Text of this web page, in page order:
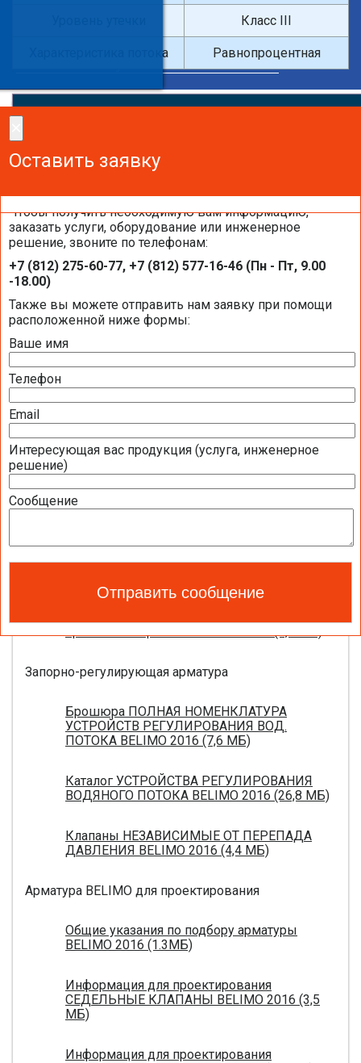
Класс III
Характеристика потока Равнопроцентная
Оставить заявку
Оставить заявку
Чтобы получить необходимую вам информацию,
заказать услуги, оборудование или инженерное
решение, звоните по телефонам:
+7 (812) 275-60-77, +7 (812) 577-16-46 (Пн - Пт, 9.00
-18.00)
Также вы можете отправить нам заявку при помощи
расположенной ниже формы:
Ваше имя
Телефон
Email
Интересующая вас продукция (услуга, инженерное
решение)
Сообщение
Оставить заявку
Каталоги и брошюры BELIMO
Общая информация BELIMO
Презентация компании BELIMO 2016 (2,51
МБ)
Полная номенклатура продукции BELIMO
Приводы для воздушных клапанов
Полный обзор электроприводов для систем
вентиляции 2016 (17,5 МБ)
Каталог ЭЛЕКТРОПРИВОДЫ ДЛЯ
ВОЗДУШНЫХ ЗАСЛОНОК BELIMO 2016 (18,2
противопожарных клапанов 2015 (0,8 МБ)
Запорно-регулирующая арматура
Брошюра ПОЛНАЯ НОМЕНКЛАТУРА
УСТРОЙСТВ РЕГУЛИРОВАНИЯ ВОД.
ПОТОКА BELIMO 2016 (7,6 МБ)
Каталог УСТРОЙСТВА РЕГУЛИРОВАНИЯ
ВОДЯНОГО ПОТОКА BELIMO 2016 (26,8 МБ)
Клапаны НЕЗАВИСИМЫЕ ОТ ПЕРЕПАДА
ДАВЛЕНИЯ BELIMO 2016 (4,4 МБ)
Арматура BELIMO для проектирования
Общие указания по подбору арматуры
BELIMO 2016 (1.3МБ)
Информация для проектирования
СЕДЕЛЬНЫЕ КЛАПАНЫ BELIMO 2016 (3,5
МБ)
Информация для проектирования